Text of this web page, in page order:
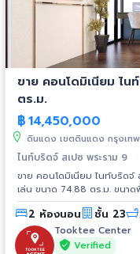
ขาย คอนโดมิเนียม ไน
ตร.ม.
฿14,450,000
ดินแดง เขตดินแดง กรุงเท
ไนท์บริดจ์ สเปซ พระราม 9
ขาย คอนโดมิเนียม ไนท์บริด
เล่น ขนาด 74.88 ตร.ม. ขนา
สถานที่ใกล้เคียง - ฟอร์จูนทา
รร.บางกอกทวิวิทย์ - รพ.พระรามเก้
ถ.ดินแดง - ถ.พระราม 9 - ถ.รั
รถไฟฟ้า - MRT สายสีน้ำเงิ
2 ห้องนอน ชั้น 23
Tooktee Center
Verified